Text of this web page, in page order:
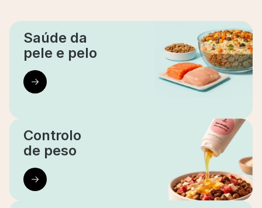
Saúde da
pele e pelo
Controlo
de peso